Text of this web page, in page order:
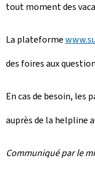
tout moment des
La plateformewww.
des foires aux
En cas de besoin, les
auprès de la helpline
Communiqué par le